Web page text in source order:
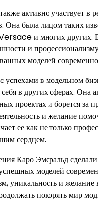
активно участвует в
Она была лицом таких
и многих других.
и
моделей
успехами в модельном
в других сферах. Она
проектах и борется за
и желание
ее как не только
сердцем.
Каро Эмеральд
моделей
уникальность и желание
покорять мир